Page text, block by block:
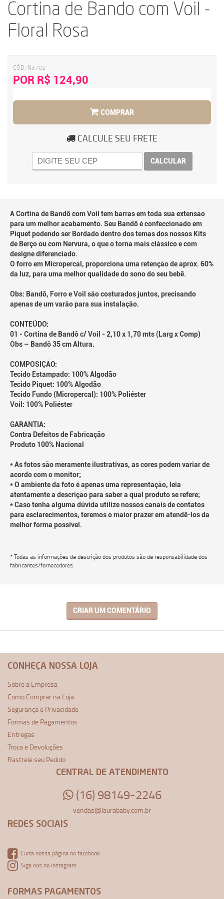
Cortina de Bando com Voil -
Floral Rosa
CÓD: N3702
POR R$ 124,90
COMPRAR
CALCULE SEU FRETE
CALCULAR
A Cortina de Bandô com Voil tem barras em toda sua extensão
para um melhor acabamento. Seu Bandô é confeccionado em
Piquet podendo ser Bordado dentro dos temas dos nossos Kits
de Berço ou com Nervura, o que o torna mais clássico e com
designe diferenciado.
O forro em Micropercal, proporciona uma retenção de aprox. 60%
da luz, para uma melhor qualidade do sono do seu bebê.
Obs: Bandô, Forro e Voil são costurados juntos, precisando
apenas de um varão para sua instalação.
CONTEÚDO:
01 - Cortina de Bandô c/ Voil - 2,10 x 1,70 mts (Larg x Comp)
Obs – Bandô 35 cm Altura.
COMPOSIÇÃO:
Tecido Estampado: 100% Algodão
Tecido Piquet: 100% Algodão
Tecido Fundo (Micropercal): 100% Poliéster
Voil: 100% Poliéster
GARANTIA:
Contra Defeitos de Fabricação
Produto 100% Nacional
* As fotos são meramente ilustrativas, as cores podem variar de
acordo com o monitor;
* O ambiente da foto é apenas uma representação, leia
atentamente a descrição para saber a qual produto se refere;
* Caso tenha alguma dúvida utilize nossos canais de contatos
para esclarecimentos, teremos o maior prazer em atendê-los da
melhor forma possível.
* Todas as informações de descrição dos produtos são de responsabilidade dos
fabricantes/fornecedores.
CRIAR UM COMENTÁRIO
CONHEÇA NOSSA LOJA
Sobre a Empresa
Como Comprar na Loja
Segurança e Privacidade
Formas de Pagamentos
Entregas
Troca e Devoluções
Rastreie seu Pedido
CENTRAL DE ATENDIMENTO
(16) 98149-2246
vendas@laurababy.com.br
REDES SOCIAIS
Curta nossa página no facebook
Siga nos no instagram
FORMAS PAGAMENTOS